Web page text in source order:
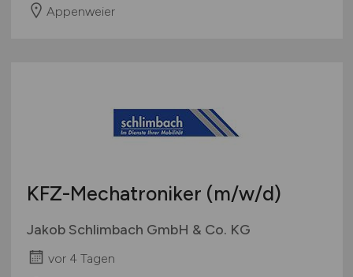
Appenweier
KFZ-Mechatroniker (m/w/d)
Jakob Schlimbach GmbH & Co. KG
vor 4 Tagen